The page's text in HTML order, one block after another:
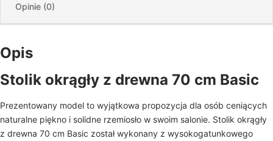
Opinie (0)
Opis
Stolik okrągły z drewna 70 cm Basic
Prezentowany model to wyjątkowa propozycja dla osób ceniących
naturalne piękno i solidne rzemiosło w swoim salonie. Stolik okrągły
z drewna 70 cm Basic został wykonany z wysokogatunkowego